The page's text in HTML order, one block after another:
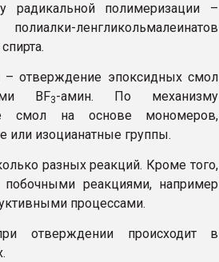
полимеризации –
ленгликольмалеинатов
отверждение эпоксидных смол
ВF3-амин. По механизму
смол на основе мономеров,
или изоцианатные группы.
разных реакций. Кроме того,
реакциями, например
процессами.
отверждении происходит в